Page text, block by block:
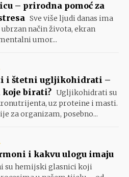
– prirodna pomoć za
Sve više ljudi danas ima
način života, ekran
umor...
i štetni ugljikohidrati –
birati? Ugljikohidrati su
uz proteine i masti.
za organizam, posebno...
i kakvu ulogu imaju
su hemijski glasnici koji